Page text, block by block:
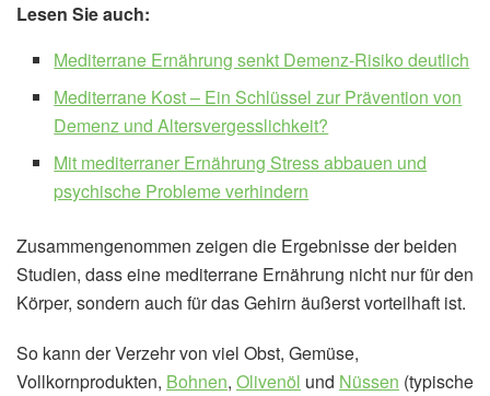
Lesen Sie auch:
Mediterrane Ernährung senkt Demenz-Risiko deutlich
Mediterrane Kost – Ein Schlüssel zur Prävention von
Demenz und Altersvergesslichkeit?
Mit mediterraner Ernährung Stress abbauen und
psychische Probleme verhindern
Zusammengenommen zeigen die Ergebnisse der beiden
Studien, dass eine mediterrane Ernährung nicht nur für den
Körper, sondern auch für das Gehirn äußerst vorteilhaft ist.
So kann der Verzehr von viel Obst, Gemüse,
Vollkornprodukten, Bohnen, Olivenöl und Nüssen (typische